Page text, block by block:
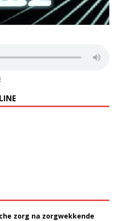
zorg na zorgwekkende